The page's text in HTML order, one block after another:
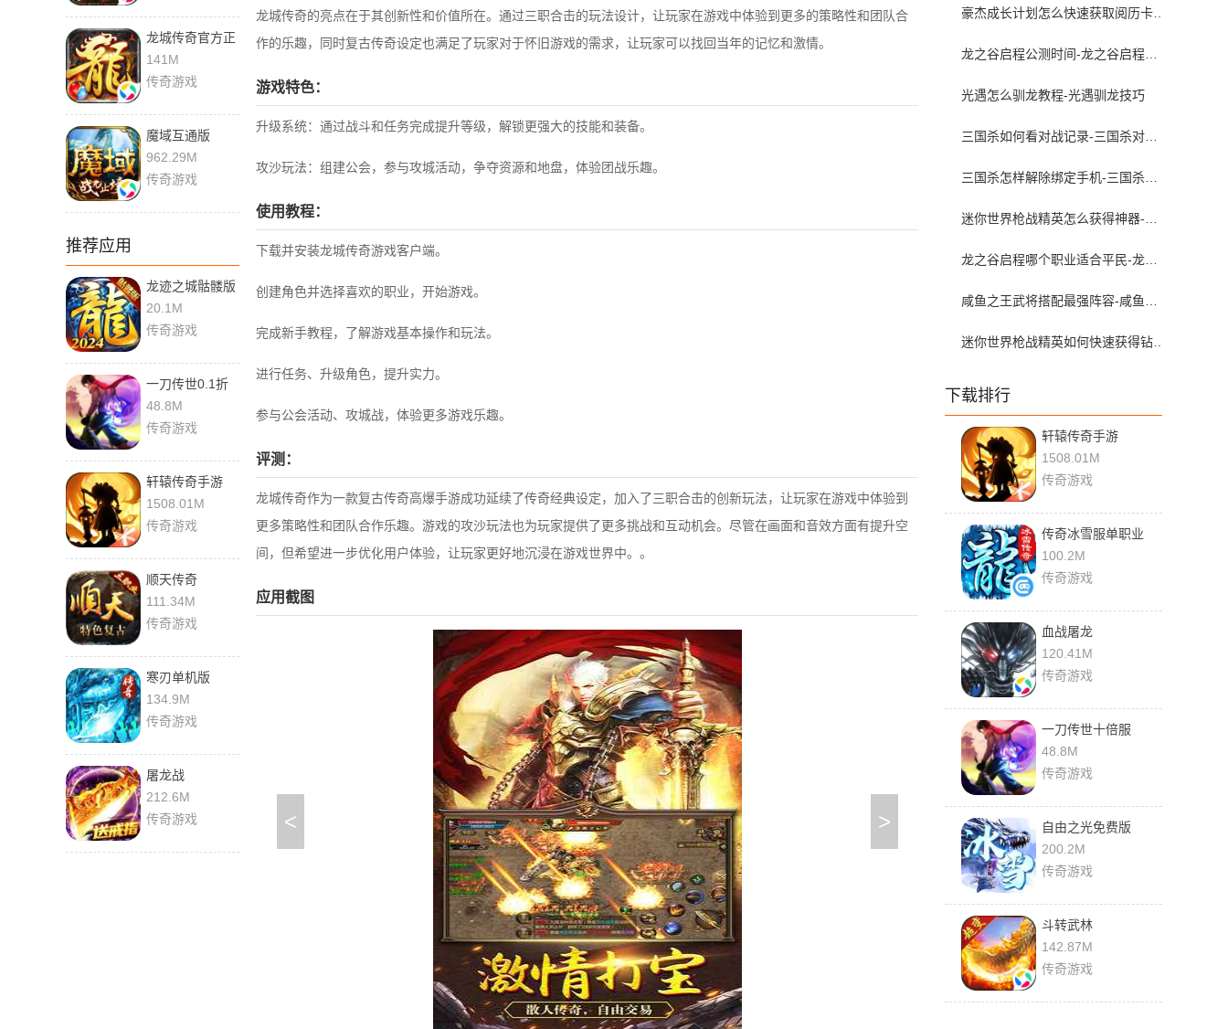
龙城传奇官方正
版
141M
传奇游戏
魔域互通版
962.29M
传奇游戏
推荐应用
龙迹之城骷髅版
20.1M
传奇游戏
一刀传世0.1折
版
48.8M
传奇游戏
轩辕传奇手游
1508.01M
传奇游戏
顺天传奇
111.34M
传奇游戏
寒刃单机版
134.9M
传奇游戏
屠龙战
212.6M
传奇游戏
龙城传奇的亮点在于其创新性和价值所在。通过三职合击的玩法设计，让玩家在游戏中体验到更多的策略性和团队合
作的乐趣，同时复古传奇设定也满足了玩家对于怀旧游戏的需求，让玩家可以找回当年的记忆和激情。
游戏特色：
升级系统：通过战斗和任务完成提升等级，解锁更强大的技能和装备。
攻沙玩法：组建公会，参与攻城活动，争夺资源和地盘，体验团战乐趣。
使用教程：
下载并安装龙城传奇游戏客户端。
创建角色并选择喜欢的职业，开始游戏。
完成新手教程，了解游戏基本操作和玩法。
进行任务、升级角色，提升实力。
参与公会活动、攻城战，体验更多游戏乐趣。
评测：
龙城传奇作为一款复古传奇高爆手游成功延续了传奇经典设定，加入了三职合击的创新玩法，让玩家在游戏中体验到
更多策略性和团队合作乐趣。游戏的攻沙玩法也为玩家提供了更多挑战和互动机会。尽管在画面和音效方面有提升空
间，但希望进一步优化用户体验，让玩家更好地沉浸在游戏世界中。。
应用截图
< >
光遇怎么驯龙教程-光遇驯龙技巧
下载排行
轩辕传奇手游
1508.01M
传奇游戏
传奇冰雪服单职业
100.2M
传奇游戏
血战屠龙
120.41M
传奇游戏
一刀传世十倍服
48.8M
传奇游戏
自由之光免费版
200.2M
传奇游戏
斗转武林
142.87M
传奇游戏